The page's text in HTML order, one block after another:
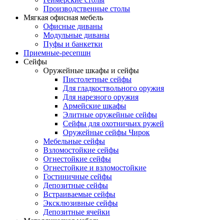
Производственные столы
Мягкая офисная мебель
Офисные диваны
Модульные диваны
Пуфы и банкетки
Приемные-ресепшн
Сейфы
Оружейные шкафы и сейфы
Пистолетные сейфы
Для гладкоствольного оружия
Для нарезного оружия
Армейские шкафы
Элитные оружейные сейфы
Сейфы для охотничьих ружей
Оружейные сейфы Чирок
Мебельные сейфы
Взломостойкие сейфы
Огнестойкие сейфы
Огнестойкие и взломостойкие
Гостиничные сейфы
Депозитные сейфы
Встраиваемые сейфы
Эксклюзивные сейфы
Депозитные ячейки